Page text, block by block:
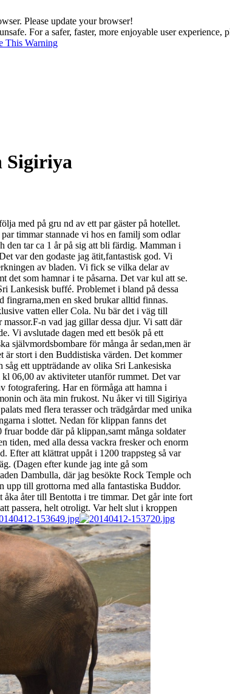
. Please update your browser!
For a safer, faster, more enjoyable user
This Warning
Sigiriya
med på gru nd av ett par gäster på hotellet.
timmar stannade vi hos en familj som odlar
den tar ca 1 år på sig att bli färdig. Mamman i
var den godaste jag ätit,fantastisk god. Vi
av bladen. Vi fick se vilka delar av
det som hamnar i te påsarna. Det var kul att se.
Lankesisk buffé. Problemet i bland på dessa
fingrarna,men en sked brukar alltid finnas.
vatten eller Cola. Nu bär det i väg till
n vad jag gillar dessa djur. Vi satt där
Vi avslutade dagen med ett besök på ett
självmordsbombare för många år sedan,men är
är stort i den Buddistiska värden. Det kommer
ett uppträdande av olika Sri Lankesiska
06,00 av aktiviteter utanför rummet. Det var
fotografering. Har en förmåga att hamna i
och äta min frukost. Nu åker vi till Sigiriya
med flera terasser och trädgårdar med unika
i slottet. Nedan för klippan fanns det
bodde där på klippan,samt många soldater
tiden, med alla dessa vackra fresker och enorm
Efter att klättrat uppåt i 1200 trappsteg så var
(Dagen efter kunde jag inte gå som
Dambulla, där jag besökte Rock Temple och
upp till grottorna med alla fantastiska Buddor.
åka åter till Bentotta i tre timmar. Det går inte fort
passera, helt otroligt. Var helt slut i kroppen